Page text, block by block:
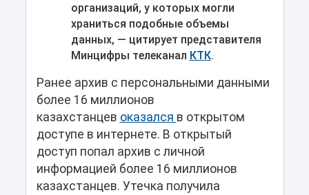
организаций, у которых могли
храниться подобные объемы
данных, — цитирует представителя
Минцифры телеканал КТК.
Ранее архив с персональными данными
более 16 миллионов
казахстанцев оказался в открытом
доступе в интернете. В открытый
доступ попал архив с личной
информацией более 16 миллионов
казахстанцев. Утечка получила